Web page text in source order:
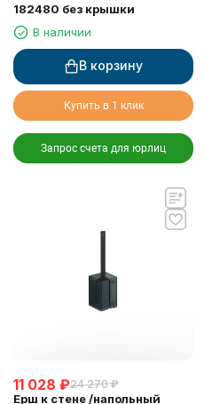
182480 без крышки
В наличии
В корзину
Купить в 1 клик
Запрос счета для юрлиц
11 028 ₽24 270 ₽
Ерш к стене /напольный